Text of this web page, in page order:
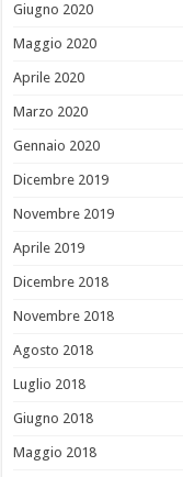
Giugno 2020
Maggio 2020
Aprile 2020
Marzo 2020
Gennaio 2020
Dicembre 2019
Novembre 2019
Aprile 2019
Dicembre 2018
Novembre 2018
Agosto 2018
Luglio 2018
Giugno 2018
Maggio 2018